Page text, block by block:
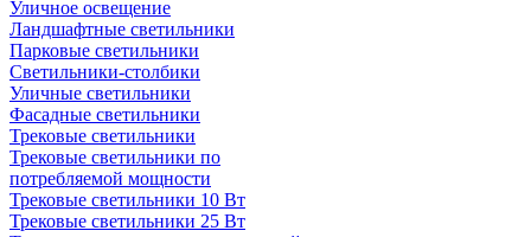
Уличное освещение
Ландшафтные светильники
Парковые светильники
Светильники-столбики
Уличные светильники
Фасадные светильники
Трековые светильники
Трековые светильники по
потребляемой мощности
Трековые светильники 10 Вт
Трековые светильники 25 Вт